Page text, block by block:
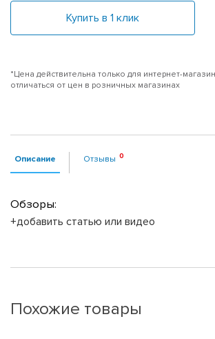
Купить в 1 клик
*Цена действительна только для интернет-
отличаться от цен в розничных магазинах
Описание Отзывы
Обзоры:
+добавить статью или видео
Похожие товары